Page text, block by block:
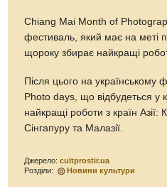
Chiang Mai Month of
фестиваль, який має на меті
щороку збирає найкращі
Після цього на українському
Photo days, що відбудеться у
найкращі роботи з країн Азії:
Сінгапуру та Малазії.
Джерело:cultprostir.ua
Розділи:
Новини культури